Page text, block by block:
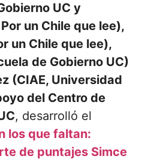
UC y
un Chile que lee),
un Chile que lee),
de Gobierno UC)
(CIAE, Universidad
del Centro de
, desarrolló el
los que faltan:
de puntajes Simce